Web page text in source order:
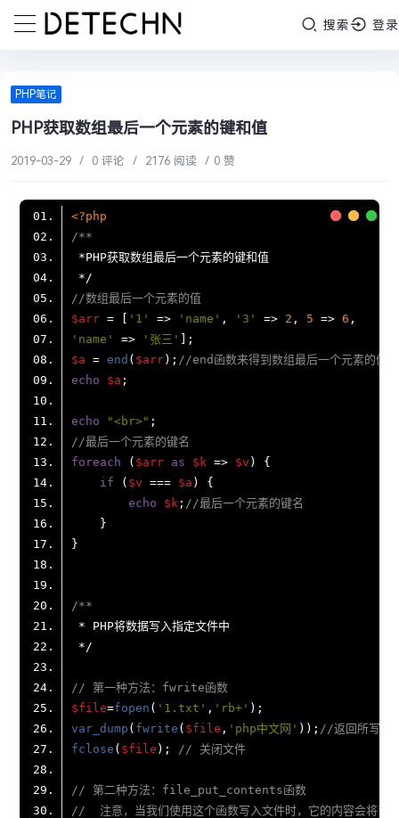
搜索 登录
PHP笔记
PHP获取数组最后一个元素的键和值
2019-03-29 / 0 评论 / 2176 阅读 / 0 赞
<?php
//数组最后一个元素的值
$arr = [ '1' => 'name' , '3' => 2 , 5 => 6
'name'
=> '张三'
$a = end ( $arr); //end函数来得到数组最后一个元素的值
echo
$a
echo "<br>"
//最后一个元素的键名
foreach ( $arr as $k => $v
if ( $v === $a
echo
$k ; //最后一个元素的键名
// 第一种方法：fwrite函数
$file=fopen ( '1.txt' , 'rb+'
var_dump ( fwrite ( $file , 'php中文网' )); //返回所写入
fclose ( $file ); // 关闭文件
// 第二种方法：file_put_contents函数
//  注意，当我们使用这个函数写入文件时，它的内容会将已